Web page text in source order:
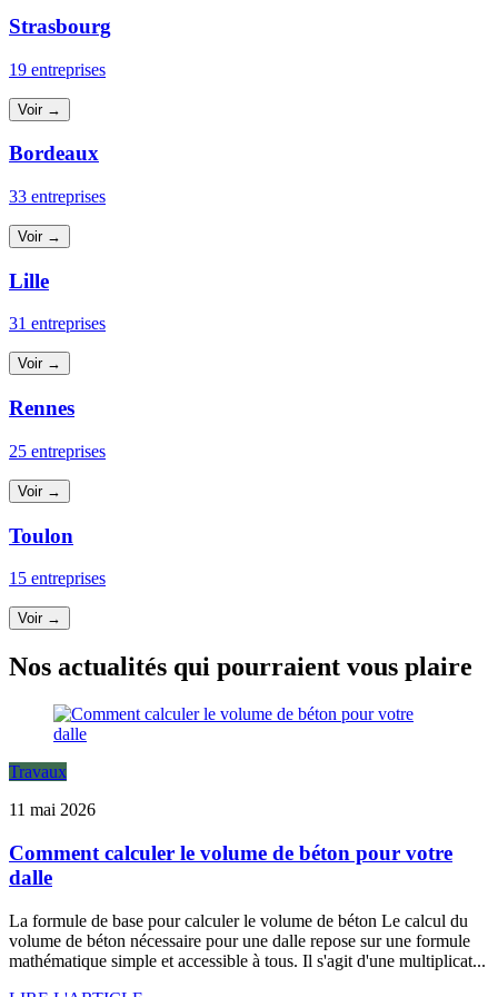
Strasbourg
19 entreprises
Voir →
Bordeaux
33 entreprises
Voir →
Lille
31 entreprises
Voir →
Rennes
25 entreprises
Voir →
Toulon
15 entreprises
Voir →
Nos actualités qui pourraient vous plaire
Travaux
11 mai 2026
Comment calculer le volume de béton pour votre
dalle
La formule de base pour calculer le volume de béton Le calcul du
volume de béton nécessaire pour une dalle repose sur une formule
mathématique simple et accessible à tous. Il s'agit d'une multiplicat...